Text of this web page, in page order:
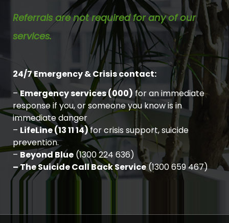
Referrals are not required for any of our
services.
24/7 Emergency & Crisis contact:
–Emergency services (000) for an immediate
response if you, or someone you know is in
immediate danger
– LifeLine (13 11 14)for crisis support, suicide
prevention.
– Beyond Blue (1300 224 636)
– The Suicide Call Back Service(1300 659 467)